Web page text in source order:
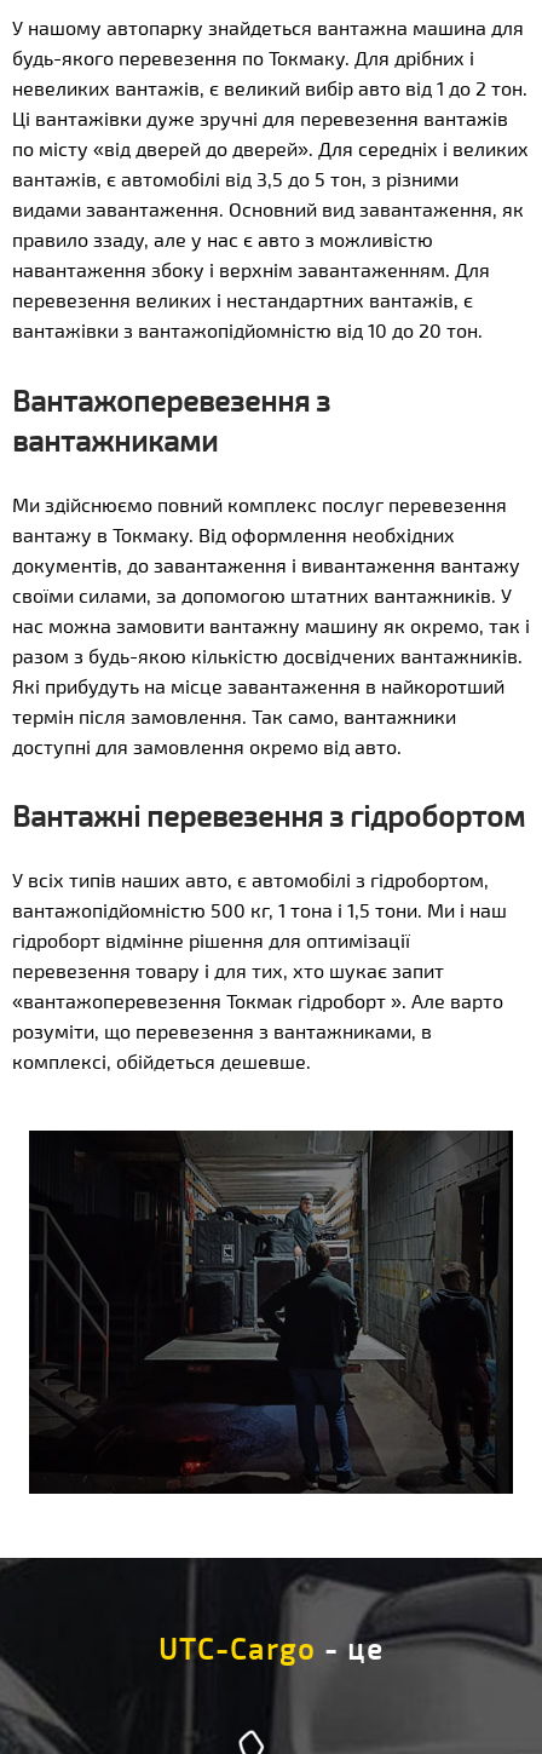
У нашому автопарку знайдеться вантажна машина для
будь-якого перевезення по Токмаку. Для дрібних і
невеликих вантажів, є великий вибір авто від 1 до 2 тон.
Ці вантажівки дуже зручні для перевезення вантажів
по місту «від дверей до дверей». Для середніх і великих
вантажів, є автомобілі від 3,5 до 5 тон, з різними
видами завантаження. Основний вид завантаження, як
правило ззаду, але у нас є авто з можливістю
навантаження збоку і верхнім завантаженням. Для
перевезення великих і нестандартних вантажів, є
вантажівки з вантажопідйомністю від 10 до 20 тон.
Вантажоперевезення з
вантажниками
Ми здійснюємо повний комплекс послуг перевезення
вантажу в Токмаку. Від оформлення необхідних
документів, до завантаження і вивантаження вантажу
своїми силами, за допомогою штатних вантажників. У
нас можна замовити вантажну машину як окремо, так і
разом з будь-якою кількістю досвідчених вантажників.
Які прибудуть на місце завантаження в найкоротший
термін після замовлення. Так само, вантажники
доступні для замовлення окремо від авто.
Вантажні перевезення з гідробортом
У всіх типів наших авто, є автомобілі з гідробортом,
вантажопідйомністю 500 кг, 1 тона і 1,5 тони. Ми і наш
гідроборт відмінне рішення для оптимізації
перевезення товару і для тих, хто шукає запит
«вантажоперевезення Токмак гідроборт ». Але варто
розуміти, що перевезення з вантажниками, в
комплексі, обійдеться дешевше.
UTC-Cargo - це